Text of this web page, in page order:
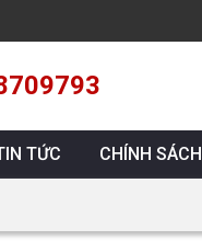
TỨC CHÍNH SÁCH